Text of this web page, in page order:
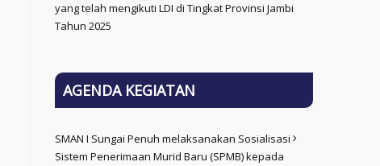
yang telah mengikuti LDI di Tingkat Provinsi Jambi
Tahun 2025
AGENDA KEGIATAN
SMAN I Sungai Penuh melaksanakan Sosialisasi
Sistem Penerimaan Murid Baru (SPMB) kepada